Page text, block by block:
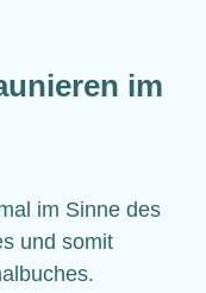
im
im Sinne des
und somit